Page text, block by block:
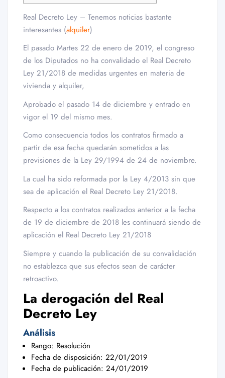
Real Decreto Ley – Tenemos noticias bastante
interesantes (alquiler)
El pasado Martes 22 de enero de 2019, el congreso
de los Diputados no ha convalidado el Real Decreto
Ley 21/2018 de medidas urgentes en materia de
vivienda y alquiler,
Aprobado el pasado 14 de diciembre y entrado en
vigor el 19 del mismo mes.
Como consecuencia todos los contratos firmado a
partir de esa fecha quedarán sometidos a las
previsiones de la Ley 29/1994 de 24 de noviembre.
La cual ha sido reformada por la Ley 4/2013 sin que
sea de aplicación el Real Decreto Ley 21/2018.
Respecto a los contratos realizados anterior a la fecha
de 19 de diciembre de 2018 les continuará siendo de
aplicación el Real Decreto Ley 21/2018
Siempre y cuando la publicación de su convalidación
no establezca que sus efectos sean de carácter
retroactivo.
La derogación del Real
Decreto Ley
Análisis
Rango: Resolución
Fecha de disposición: 22/01/2019
Fecha de publicación: 24/01/2019